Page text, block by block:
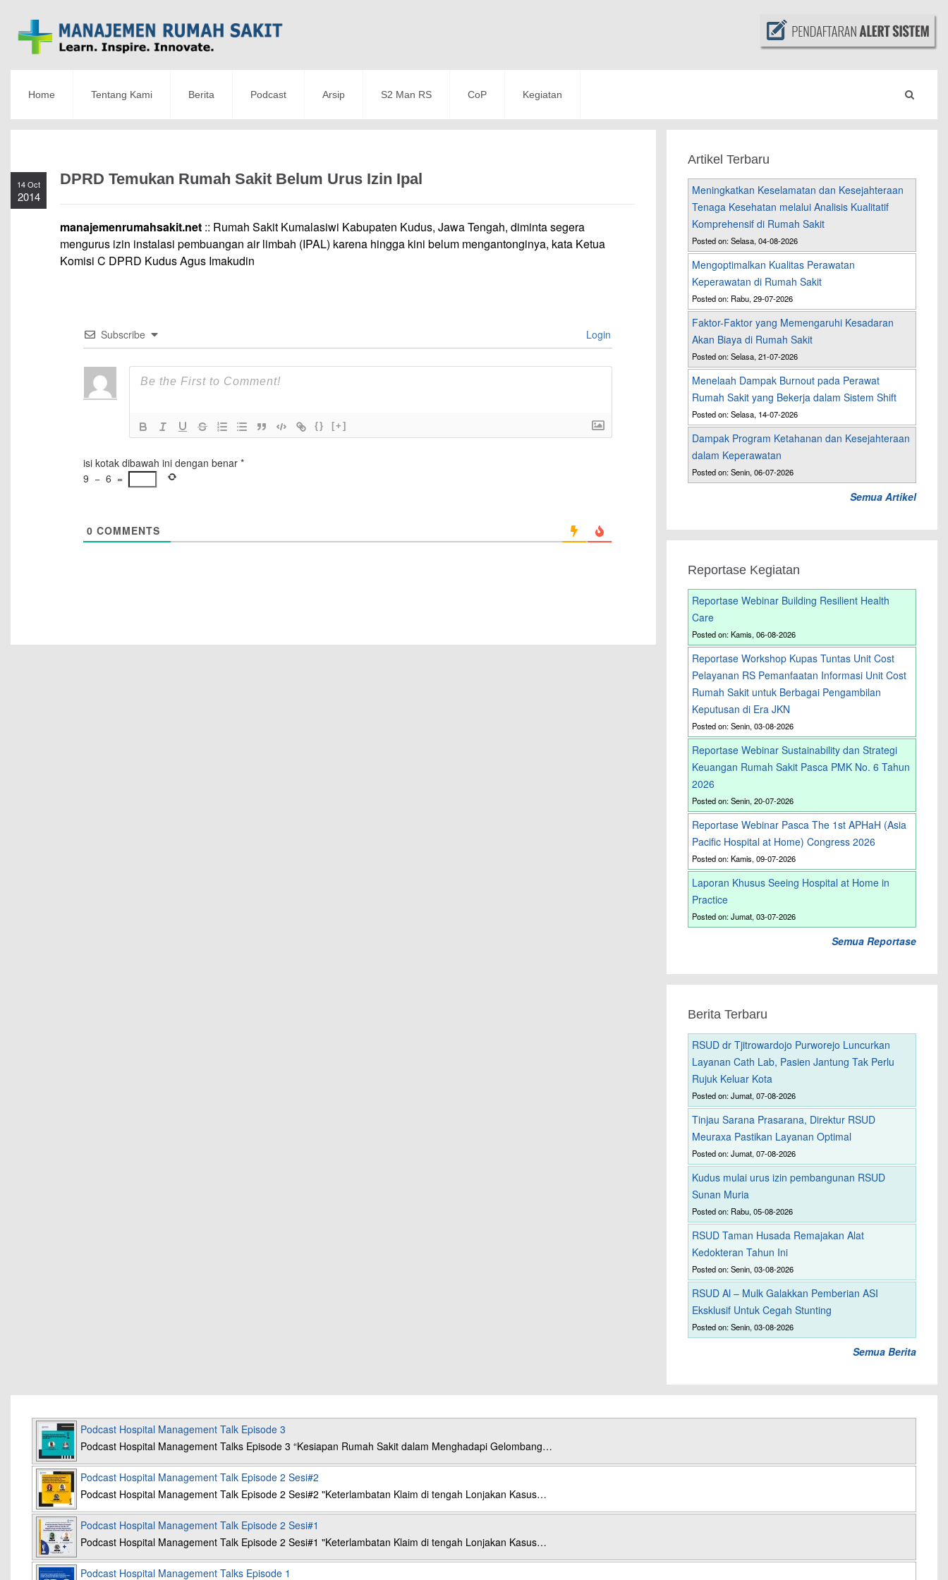
Home Tentang Kami Berita Podcast Arsip S2 Man RS CoP Kegiatan
14 Oct
2014
DPRD Temukan Rumah Sakit Belum Urus Izin Ipal
manajemenrumahsakit.net :: Rumah Sakit Kumalasiwi Kabupaten Kudus, Jawa Tengah, diminta segera
mengurus izin instalasi pembuangan air limbah (IPAL) karena hingga kini belum mengantonginya, kata Ketua
Komisi C DPRD Kudus Agus Imakudin
Subscribe Login
{} [+]
isi kotak dibawah ini dengan benar*
9 − 6 =
0 COMMENTS
Artikel Terbaru
Meningkatkan Keselamatan dan Kesejahteraan
Tenaga Kesehatan melalui Analisis Kualitatif
Komprehensif di Rumah Sakit
Posted on: Selasa, 04-08-2026
Mengoptimalkan Kualitas Perawatan
Keperawatan di Rumah Sakit
Posted on: Rabu, 29-07-2026
Faktor-Faktor yang Memengaruhi Kesadaran
Akan Biaya di Rumah Sakit
Posted on: Selasa, 21-07-2026
Menelaah Dampak Burnout pada Perawat
Rumah Sakit yang Bekerja dalam Sistem Shift
Posted on: Selasa, 14-07-2026
Dampak Program Ketahanan dan Kesejahteraan
dalam Keperawatan
Posted on: Senin, 06-07-2026
Semua Artikel
Reportase Kegiatan
Reportase Webinar Building Resilient Health
Care
Posted on: Kamis, 06-08-2026
Reportase Workshop Kupas Tuntas Unit Cost
Pelayanan RS Pemanfaatan Informasi Unit Cost
Rumah Sakit untuk Berbagai Pengambilan
Keputusan di Era JKN
Posted on: Senin, 03-08-2026
Reportase Webinar Sustainability dan Strategi
Keuangan Rumah Sakit Pasca PMK No. 6 Tahun
2026
Posted on: Senin, 20-07-2026
Reportase Webinar Pasca The 1st APHaH (Asia
Pacific Hospital at Home) Congress 2026
Posted on: Kamis, 09-07-2026
Laporan Khusus Seeing Hospital at Home in
Practice
Posted on: Jumat, 03-07-2026
Semua Reportase
Berita Terbaru
RSUD dr Tjitrowardojo Purworejo Luncurkan
Layanan Cath Lab, Pasien Jantung Tak Perlu
Rujuk Keluar Kota
Posted on: Jumat, 07-08-2026
Tinjau Sarana Prasarana, Direktur RSUD
Meuraxa Pastikan Layanan Optimal
Posted on: Jumat, 07-08-2026
Kudus mulai urus izin pembangunan RSUD
Sunan Muria
Posted on: Rabu, 05-08-2026
RSUD Taman Husada Remajakan Alat
Kedokteran Tahun Ini
Posted on: Senin, 03-08-2026
RSUD Al – Mulk Galakkan Pemberian ASI
Eksklusif Untuk Cegah Stunting
Posted on: Senin, 03-08-2026
Semua Berita
Podcast Hospital Management Talk Episode 3
Podcast Hospital Management Talks Episode 3 “Kesiapan Rumah Sakit dalam Menghadapi Gelombang…
Podcast Hospital Management Talk Episode 2 Sesi#2
Podcast Hospital Management Talk Episode 2 Sesi#2 "Keterlambatan Klaim di tengah Lonjakan Kasus…
Podcast Hospital Management Talk Episode 2 Sesi#1
Podcast Hospital Management Talk Episode 2 Sesi#1 "Keterlambatan Klaim di tengah Lonjakan Kasus…
Podcast Hospital Management Talks Episode 1